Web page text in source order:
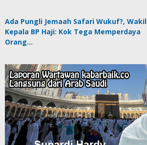
Ada Pungli Jemaah Safari Wukuf?, Wakil
Kepala BP Haji: Kok Tega Memperdaya
Orang…